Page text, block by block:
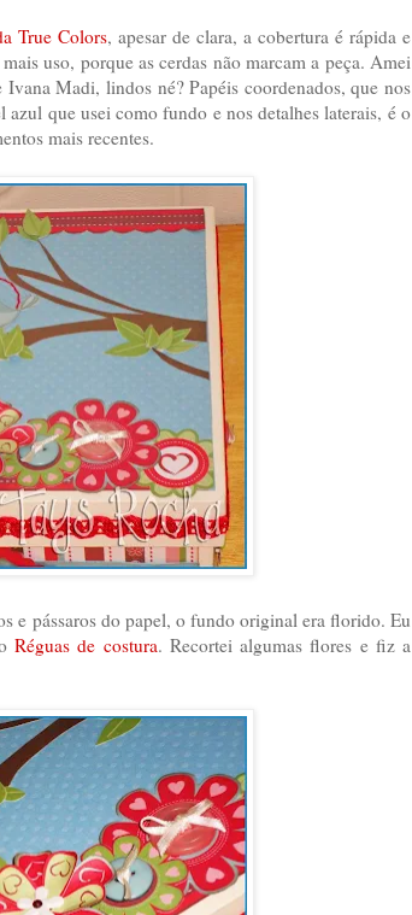
True Colors, apesar de clara, a cobertura é rápida e
uso, porque as cerdas não marcam a peça. Amei
Ivana Madi, lindos né? Papéis coordenados, que nos
que usei como fundo e nos detalhes laterais, é o
mais recentes.
e pássaros do papel, o fundo original era florido. Eu
Réguas de costura. Recortei algumas flores e fiz a